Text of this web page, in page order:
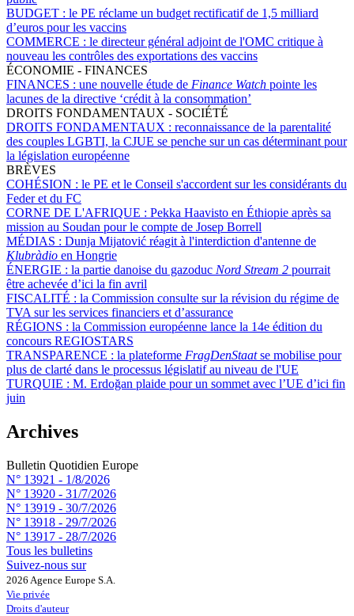
BUDGET : le PE réclame un budget rectificatif de 1,5 milliard
d’euros pour les vaccins
COMMERCE : le directeur général adjoint de l'OMC critique à
nouveau les contrôles des exportations des vaccins
ÉCONOMIE - FINANCES
FINANCES : une nouvelle étude de Finance Watch pointe les
lacunes de la directive ‘crédit à la consommation’
DROITS FONDAMENTAUX - SOCIÉTÉ
DROITS FONDAMENTAUX : reconnaissance de la parentalité
des couples LGBTI, la CJUE se penche sur un cas déterminant pour
la législation européenne
BRÈVES
COHÉSION : le PE et le Conseil s'accordent sur les considérants du
Feder et du FC
CORNE DE L'AFRIQUE : Pekka Haavisto en Éthiopie après sa
mission au Soudan pour le compte de Josep Borrell
MÉDIAS : Dunja Mijatović réagit à l'interdiction d'antenne de
Klubràdio en Hongrie
ÉNERGIE : la partie danoise du gazoduc Nord Stream 2 pourrait
être achevée d’ici la fin avril
FISCALITÉ : la Commission consulte sur la révision du régime de
TVA sur les services financiers et d’assurance
RÉGIONS : la Commission européenne lance la 14e édition du
concours REGIOSTARS
TRANSPARENCE : la plateforme FragDenStaatse mobilise pour
plus de clarté dans le processus législatif au niveau de l'UE
TURQUIE : M. Erdoğan plaide pour un sommet avec l’UE d’ici fin
juin
Archives
Bulletin Quotidien Europe
N° 13921 - 1/8/2026
N° 13920 - 31/7/2026
N° 13919 - 30/7/2026
N° 13918 - 29/7/2026
N° 13917 - 28/7/2026
Tous les bulletins
Suivez-nous sur
2026 Agence Europe S.A.
Vie privée
Droits d'auteur